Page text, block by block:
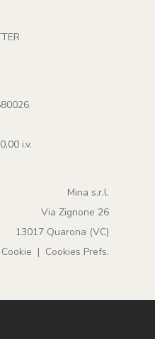
i.v.
Mina s.r.l.
Via Zignone 26
13017 Quarona (VC)
Cookie | Cookies Prefs.